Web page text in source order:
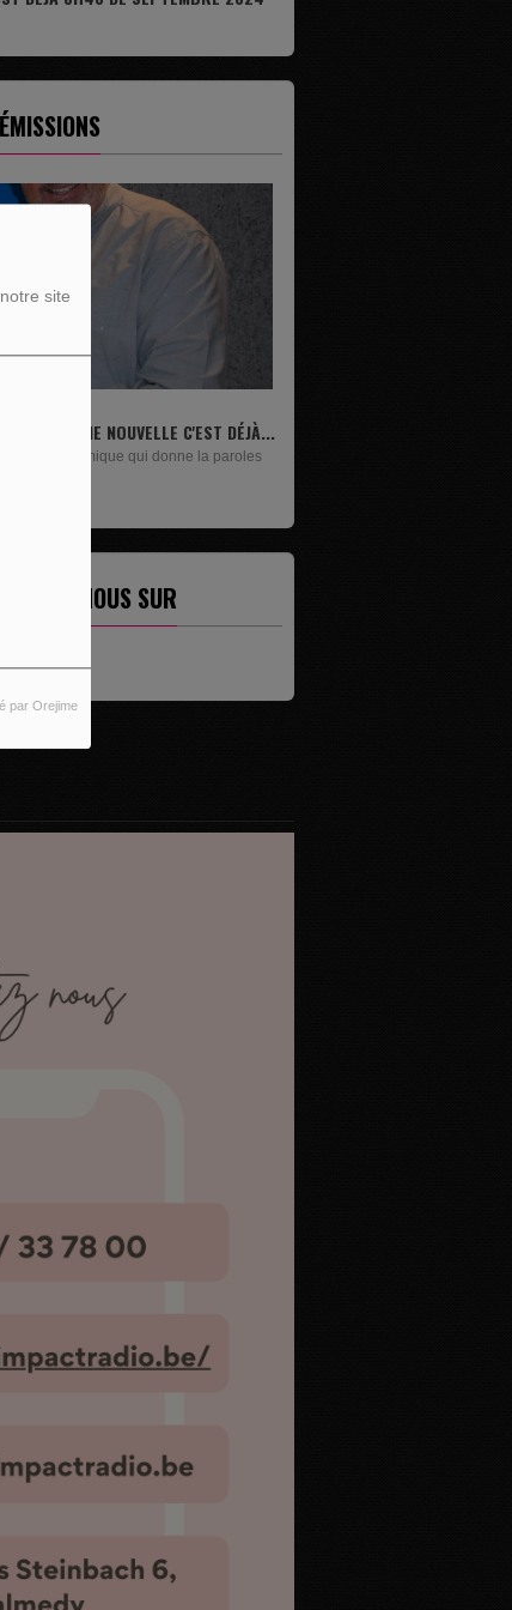
site
par Orejime
lundi sur deux, Maxime Janssens vous
NOUS SUR